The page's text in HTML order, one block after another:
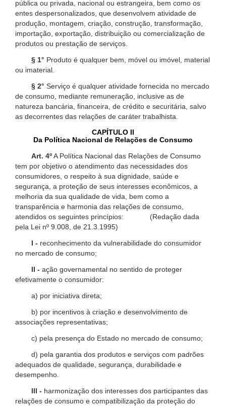
pública ou privada, nacional ou estrangeira, bem como os
entes despersonalizados, que desenvolvem atividade de
produção, montagem, criação, construção, transformação,
importação, exportação, distribuição ou comercialização de
produtos ou prestação de serviços.
§ 1° Produto é qualquer bem, móvel ou imóvel, material
ou imaterial.
§ 2° Serviço é qualquer atividade fornecida no mercado
de consumo, mediante remuneração, inclusive as de
natureza bancária, financeira, de crédito e securitária, salvo
as decorrentes das relações de caráter trabalhista.
CAPÍTULO II
Da Política Nacional de Relações de Consumo
Art. 4ºA Política Nacional das Relações de Consumo
tem por objetivo o atendimento das necessidades dos
consumidores, o respeito à sua dignidade, saúde e
segurança, a proteção de seus interesses econômicos, a
melhoria da sua qualidade de vida, bem como a
transparência e harmonia das relações de consumo,
atendidos os seguintes princípios: (Redação dada
pela Lei nº 9.008, de 21.3.1995)
I - reconhecimento da vulnerabilidade do consumidor
no mercado de consumo;
II - ação governamental no sentido de proteger
efetivamente o consumidor:
a) por iniciativa direta;
b) por incentivos à criação e desenvolvimento de
associações representativas;
c) pela presença do Estado no mercado de consumo;
d) pela garantia dos produtos e serviços com padrões
adequados de qualidade, segurança, durabilidade e
desempenho.
III - harmonização dos interesses dos participantes das
relações de consumo e compatibilização da proteção do